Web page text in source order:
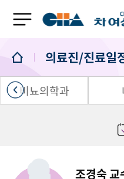
의료진/진료일
의료진/진료일정
비뇨의학과
조경숙 교